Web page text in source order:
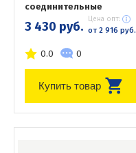
соединительные
3 430 руб. Цена опт:
от 2 916 руб.
0.0 0
Купить товар